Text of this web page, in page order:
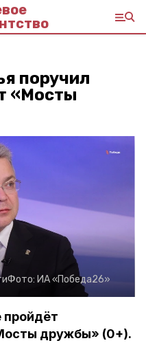
поручил
«Мосты
Фото: ИА «Победа26»
пройдёт
дружбы» (0+).